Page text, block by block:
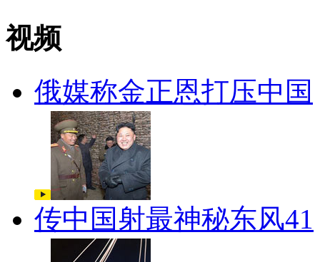
视频
俄媒称金正恩打压中国
传中国射最神秘东风41